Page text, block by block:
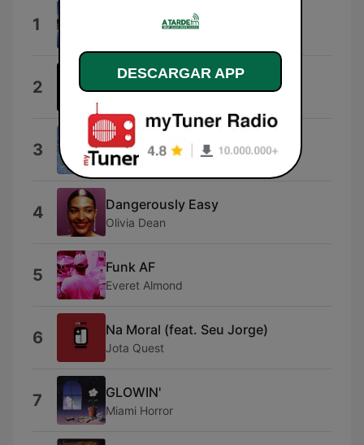
1 Summer Solstice
2 O Leãozinho
3 Not Quite Rock
VideoHelper
4 Dangerously Easy
Olivia Dean
5 Funk AF
Everet Almond
6 Na Moral (feat. Seu Jorge)
Jota Quest
7 GLOWIN'
Miami Horror
DESCARGAR APP